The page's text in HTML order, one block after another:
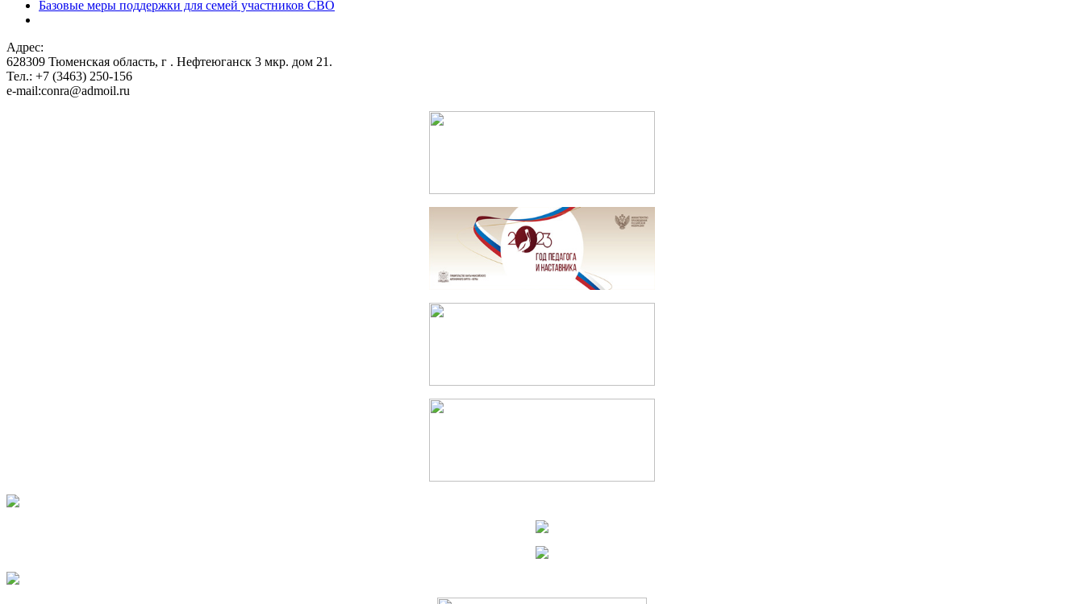
Базовые меры поддержки для семей участников СВО
Адрес:
628309 Тюменская область, г . Нефтеюганск 3 мкр. дом 21.
Тел.: +7 (3463) 250-156
e-mail:conra@admoil.ru